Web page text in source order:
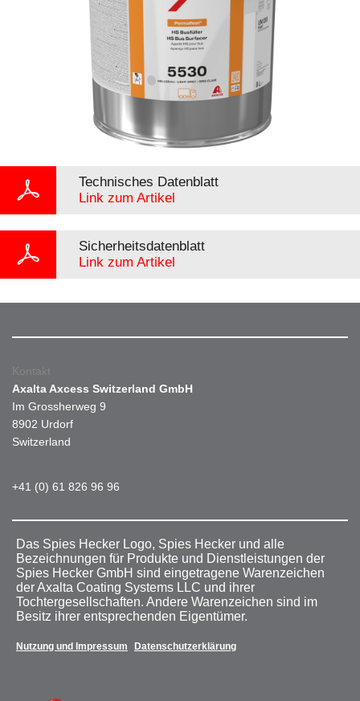
Technisches Datenblatt
Link zum Artikel
Sicherheitsdatenblatt
Link zum Artikel
Kontakt
Axalta Axcess Switzerland GmbH
Im Grossherweg 9
8902 Urdorf
Switzerland
+41 (0) 61 826 96 96
Das Spies Hecker Logo, Spies Hecker und alle
Bezeichnungen für Produkte und Dienstleistungen der
Spies Hecker GmbH sind eingetragene Warenzeichen
der Axalta Coating Systems LLC und ihrer
Tochtergesellschaften. Andere Warenzeichen sind im
Besitz ihrer entsprechenden Eigentümer.
Nutzung und Impressum Datenschutzerklärung